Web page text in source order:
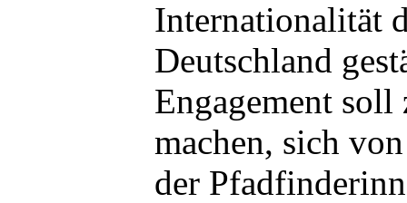
Internationalität
Deutschland
Engagement soll
machen, sich
der